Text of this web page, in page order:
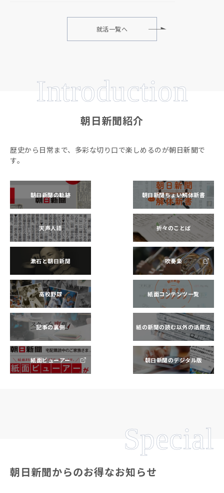
就活一覧へ
Introduction
朝日新聞紹介
歴史から日常まで、多彩な切り口で楽しめるのが朝日新聞で
す。
朝日新聞の軌跡 朝日新聞ちょい解体新書
天声人語 折々のことば
漱石と朝日新聞 吹奏楽
高校野球 紙面コンテンツ一覧
記事の裏側 紙の新聞の読む以外の活用法
紙面ビューアー 朝日新聞のデジタル版
Special
朝日新聞からのお得なお知らせ